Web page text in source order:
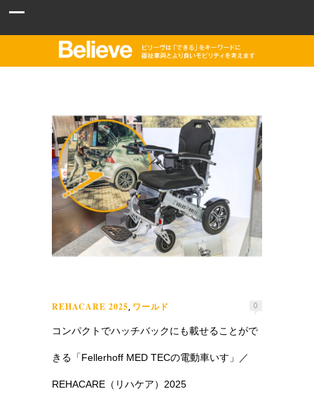
REHACARE 2025, ワールド 0
コンパクトでハッチバックにも載せることがで
きる「Fellerhoff MED TECの電動車いす」／
REHACARE（リハケア）2025